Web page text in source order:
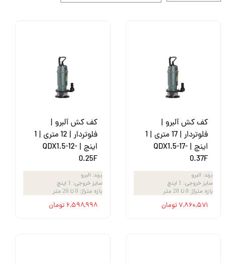
کف کش آلبرو |
فلوتردار | 17 متری | 1
اینچ | QDX1.5-17-
0.37F
برند: البرو
سایز خروجی: 1 اینچ
بازه متراژ: 0 تا 20 متر
۷,۸۶۰,۵۷۱ تومان
کف کش آلبرو |
فلوتردار | 12 متری | 1
اینچ | QDX1.5-12-
0.25F
برند: البرو
سایز خروجی: 1 اینچ
بازه متراژ: 0 تا 20 متر
۶,۵۹۸,۹۹۸ تومان